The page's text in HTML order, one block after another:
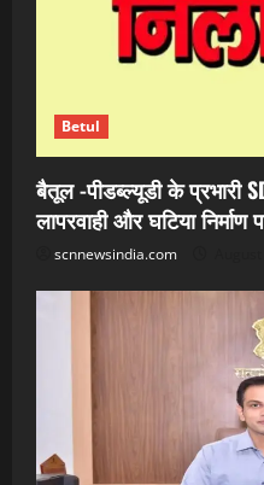
Betul
बैतूल -पीडब्ल्यूडी के प्रभारी
लापरवाही और घटिया निर्माण
scnnewsindia.com